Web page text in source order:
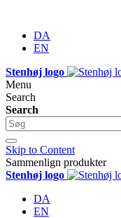
DA
EN
Stenhøj logo
Menu
Search
Search
Skip to Content
Sammenlign produkter
Stenhøj logo
DA
EN